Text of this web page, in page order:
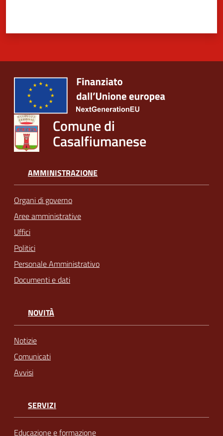
Comune di
Casalfiumanese
AMMINISTRAZIONE
Organi di governo
Aree amministrative
Uffici
Politici
Personale Amministrativo
Documenti e dati
NOVITÀ
Notizie
Comunicati
Avvisi
SERVIZI
Educazione e formazione